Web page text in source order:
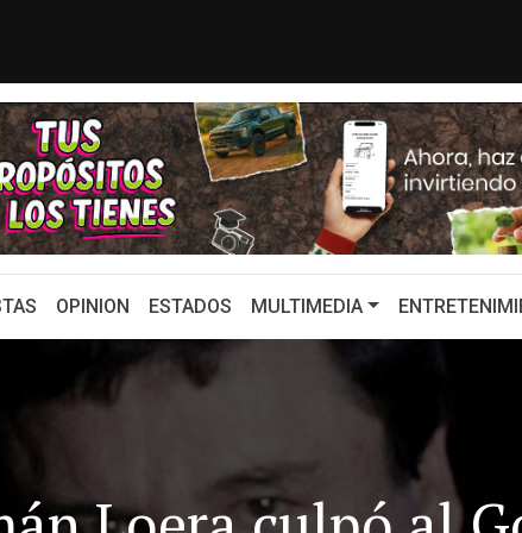
para recuperar importa... ¿Por qué
OPINION ESTADOS MULTIMEDIA